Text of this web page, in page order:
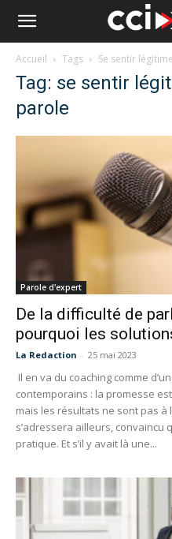
Accueil Tags Se sentir
Tag: se sentir
parole
Parole d'expert
De la difficulté de
pourquoi les
La Redaction - 25 mai 2023
Il en va du coaching comme
contemporains : la promesse
mais les résultats ne sont pas à
s’adressera ailleurs, convaincu
pratique. Et s’il y avait là une...